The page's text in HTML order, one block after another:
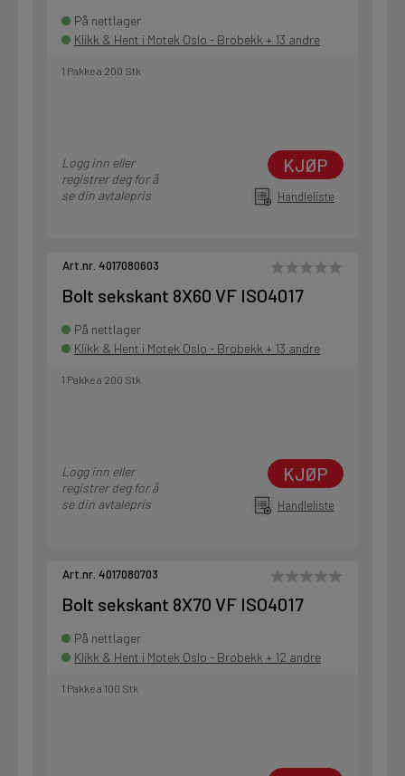
På nettlager
Klikk & Hent i Motek Oslo - Brobekk + 13 andre
1 Pakke a 200 Stk
Logg inn eller
registrer deg for å
se din avtalepris
KJØP
Handleliste
Art.nr. 4017080603
Bolt sekskant 8X60 VF ISO4017
På nettlager
Klikk & Hent i Motek Oslo - Brobekk + 13 andre
1 Pakke a 200 Stk
Logg inn eller
registrer deg for å
se din avtalepris
KJØP
Handleliste
Art.nr. 4017080703
Bolt sekskant 8X70 VF ISO4017
På nettlager
Klikk & Hent i Motek Oslo - Brobekk + 12 andre
1 Pakke a 100 Stk